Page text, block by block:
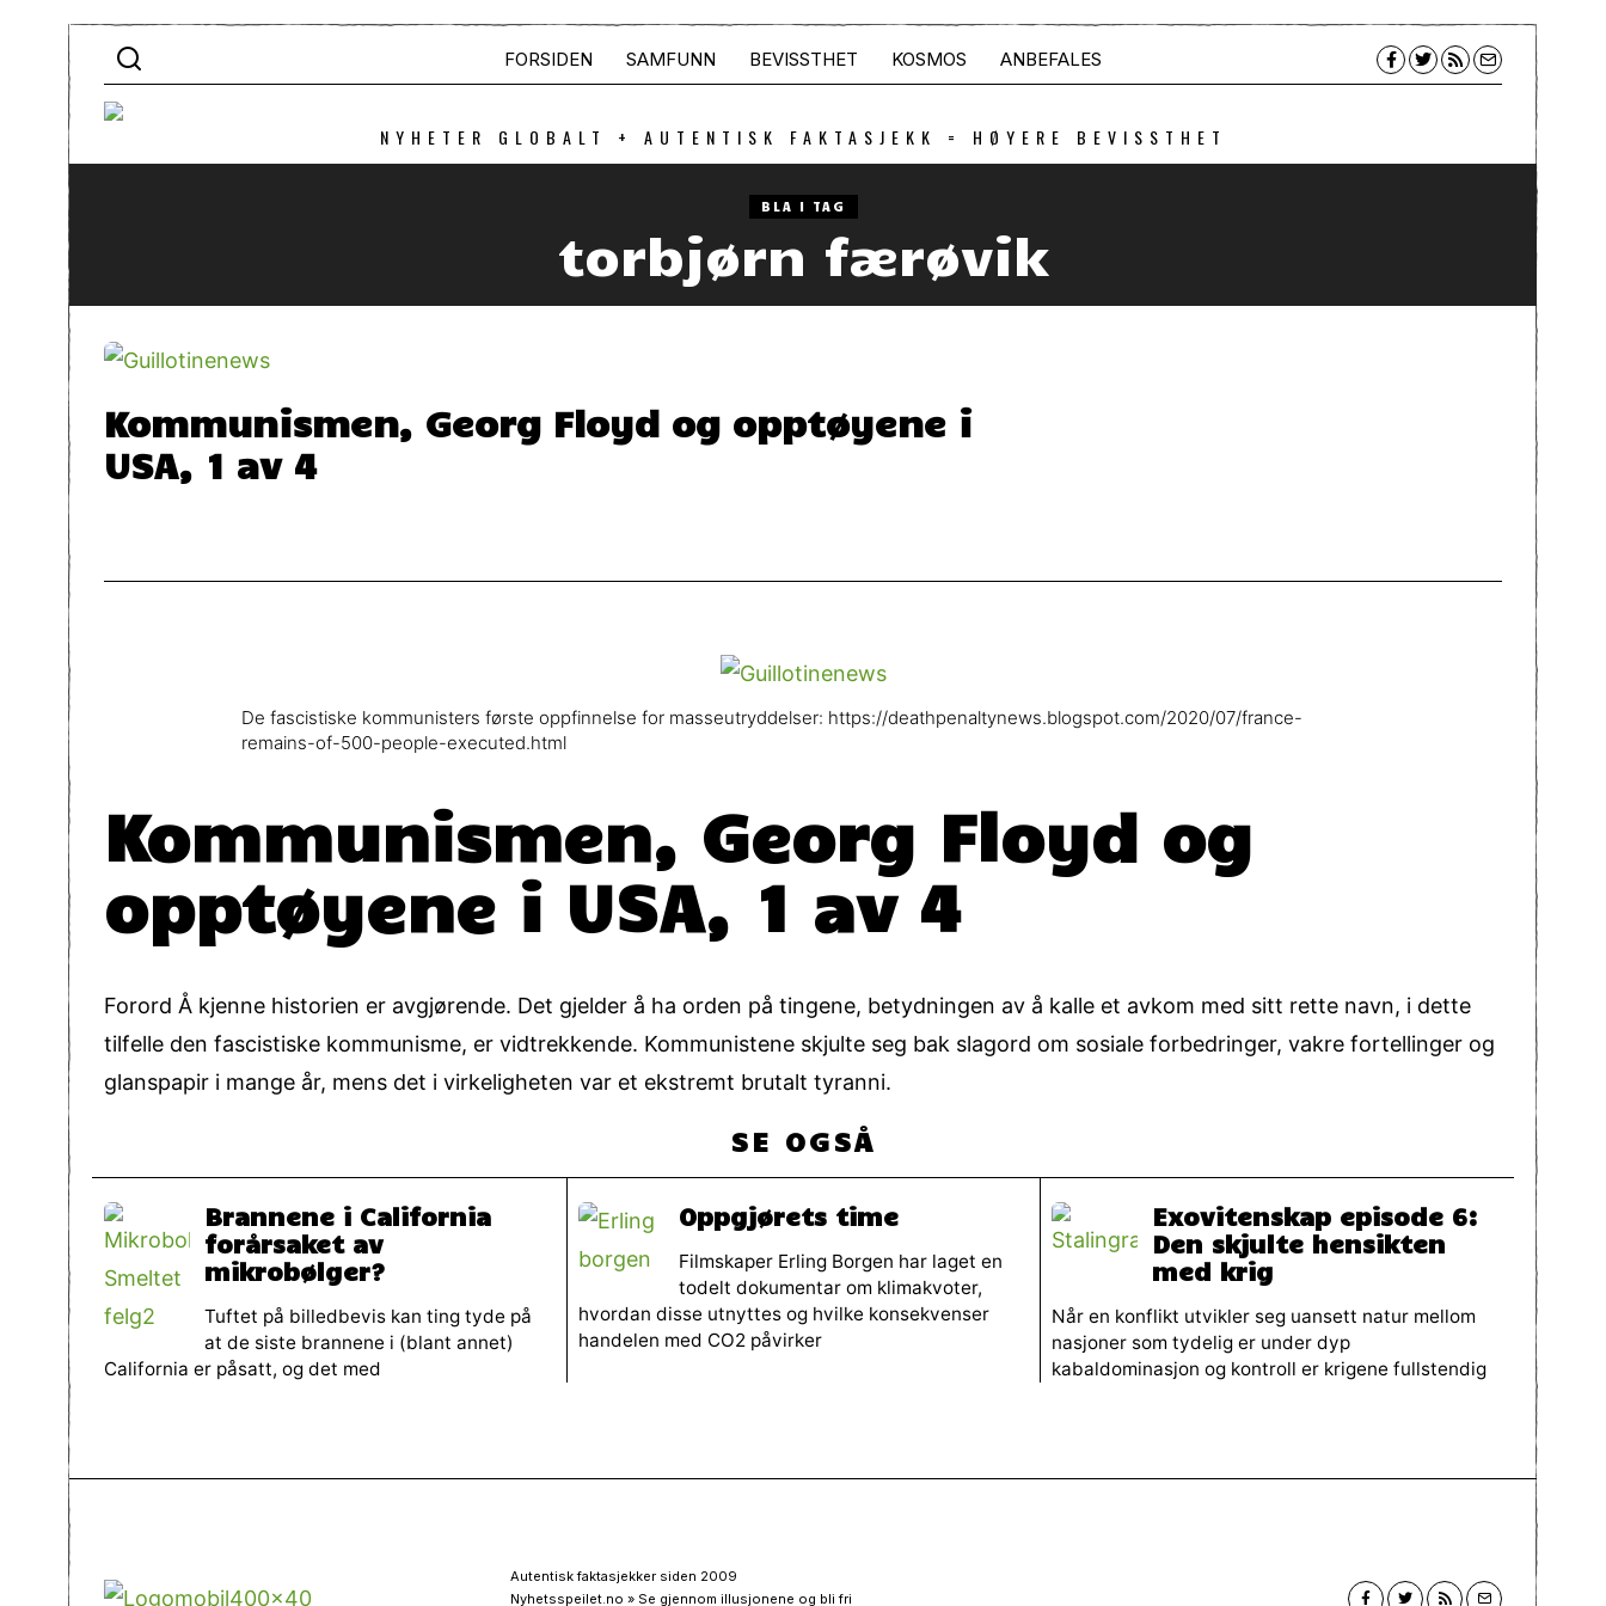
FORSIDEN SAMFUNN BEVISSTHET KOSMOS ANBEFALES
NYHETER GLOBALT + AUTENTISK FAKTASJEKK = HØYERE BEVISSTHET
BLA I TAG
torbjørn færøvik
Kommunismen, Georg Floyd og opptøyene i
USA, 1 av 4
De fascistiske kommunisters første oppfinnelse for masseutryddelser: https://deathpenaltynews.blogspot.com/2020/07/france-
remains-of-500-people-executed.html
Kommunismen, Georg Floyd og
opptøyene i USA, 1 av 4
Forord Å kjenne historien er avgjørende. Det gjelder å ha orden på tingene, betydningen av å kalle et avkom med sitt rette navn, i dette
tilfelle den fascistiske kommunisme, er vidtrekkende. Kommunistene skjulte seg bak slagord om sosiale forbedringer, vakre fortellinger og
glanspapir i mange år, mens det i virkeligheten var et ekstremt brutalt tyranni.
SE OGSÅ
Brannene i California
forårsaket av
mikrobølger?
Tuftet på billedbevis kan ting tyde på
at de siste brannene i (blant annet)
California er påsatt, og det med
Oppgjørets time
Filmskaper Erling Borgen har laget en
todelt dokumentar om klimakvoter,
hvordan disse utnyttes og hvilke konsekvenser
handelen med CO2 påvirker
Exovitenskap episode 6:
Den skjulte hensikten
med krig
Når en konflikt utvikler seg uansett natur mellom
nasjoner som tydelig er under dyp
kabaldominasjon og kontroll er krigene fullstendig
Autentisk faktasjekker siden 2009
Nyhetsspeilet.no » Se gjennom illusjonene og bli fri